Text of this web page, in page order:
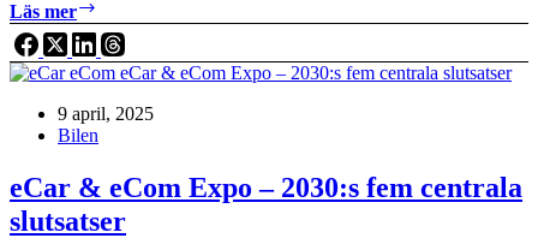
Läs mer
ur
klimatperspektiv
i
punkter
9 april, 2025
Bilen
eCar & eCom Expo – 2030:s fem centrala
slutsatser